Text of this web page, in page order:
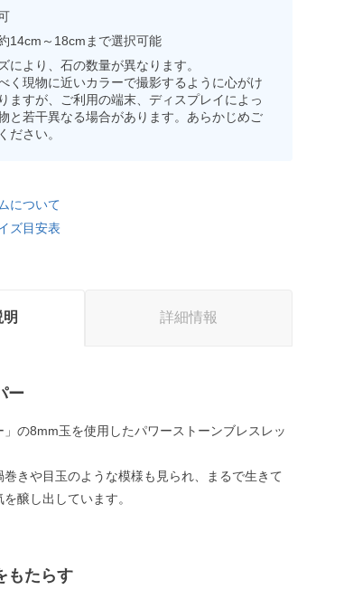
14cm～18cmまで選択可能
により、石の数量が異なります。
く現物に近いカラーで撮影するように心がけ
ますが、ご利用の端末、ディスプレイによっ
と若干異なる場合があります。あらかじめご
ださい。
について
ズ目安表
詳細情報
ー
」の8mm玉を使用したパワーストーンブレスレッ
きや目玉のような模様も見られ、まるで生きて
醸し出しています。
もたらす